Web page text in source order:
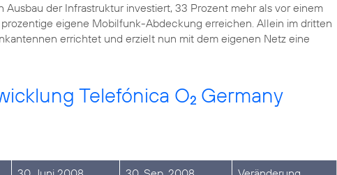
Ausbau der Infrastruktur investiert, 33 Prozent mehr als vor einem
eigene Mobilfunk-Abdeckung erreichen. Allein im dritten
errichtet und erzielt nun mit dem eigenen Netz eine
Telefónica O2 Germany